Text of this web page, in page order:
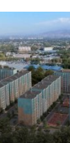
Да, удалить Отмена